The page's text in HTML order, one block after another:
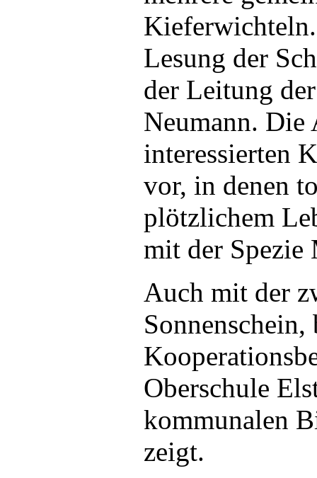
Lesung der
der Leitung
Neumann. Die
interessierten
vor, in denen
plötzlichem
mit der Spezie
Auch mit der
Sonnenschein,
Oberschule
kommunalen
zeigt.